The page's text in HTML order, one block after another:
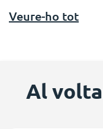
Veure-ho tot
Al